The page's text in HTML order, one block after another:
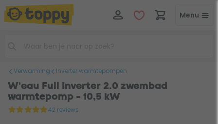
Menu
Verwarming Inverter warmtepompen
W'eau Full Inverter 2.0 zwembad
warmtepomp - 10,5 kW
42 reviews